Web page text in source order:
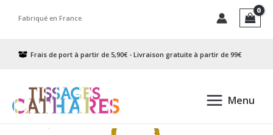
Fabriqué en France
Frais de port à partir de 5,90€ - Livraison gratuite à partir de 99€
Menu